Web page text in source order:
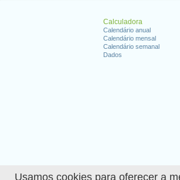
Usamos cookies para oferecer a
Calculadora
Calendário anual
Calendário mensal
Calendário semanal
Dados